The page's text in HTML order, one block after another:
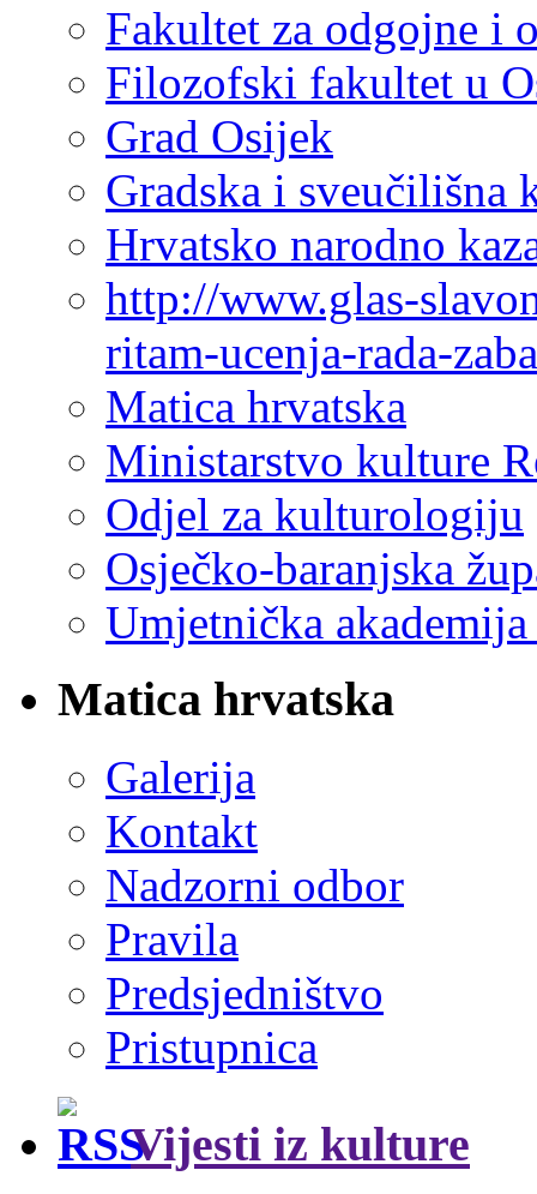
Fakultet za odgojne i
Filozofski fakultet u
Grad Osijek
Gradska i sveučilišna
Hrvatsko narodno
http://www.glas-
ritam-ucenja-rada-
Matica hrvatska
Ministarstvo kulture
Odjel za kulturologiju
Osječko-baranjska
Umjetnička
Matica hrvatska
Galerija
Kontakt
Nadzorni odbor
Pravila
Predsjedništvo
Pristupnica
Vijesti iz kulture